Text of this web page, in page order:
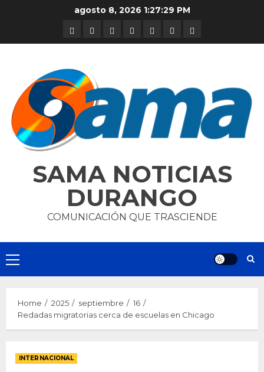
agosto 8, 2026 1:27:30 PM
DURANGO
NACIONAL
INTERNACIONAL
DEPORTES
ENTRETENIMIENTO
CIENCIA
Y
OPINION
SAMA NOTICIAS
DURANGO
COMUNICACIÓN QUE TRASCIENDE
Primary
Menu
Home 2025 septiembre
16
Redadas migratorias cerca de escuelas en Chicago
INTERNACIONAL